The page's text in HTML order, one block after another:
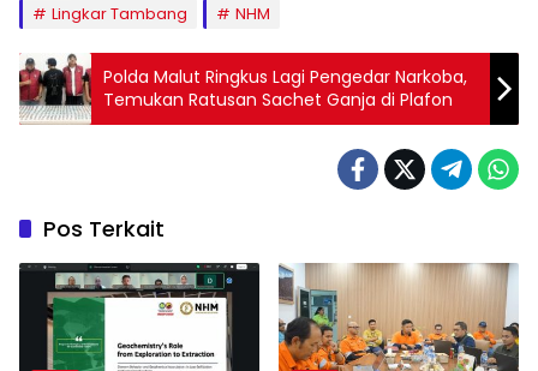
Lingkar Tambang
NHM
Polda Malut Ringkus Lagi Pengedar Narkoba,
Temukan Ratusan Sachet Ganja di Plafon
Pos Terkait